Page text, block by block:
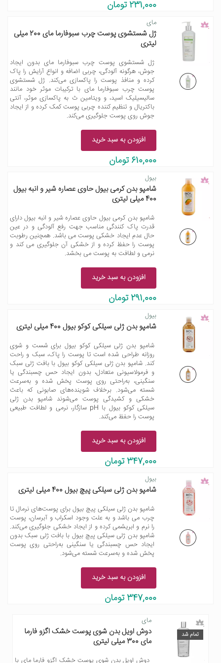
231,000 تومان
مای
ژل شستشوی پوست چرب سبوفارما مای 200 میلی
لیتری
ژل شستشوی پوست چرب سبوفارما مای بدون ایجاد
جوش، هرگونه آلودگی، چربی اضافه و انواع آرایش را پاک
کرده و منافذ پوست را پاکسازی می‌کند. ژل شستشوی
پوست چرب سبوفارما مای با ترکیبات موثر خود مانند
سالیسیلیک اسید، و ویتامین ث به پاکسازی موثر، آنتی
باکتریال و تنظیم کننده چربی پوست کمک کرده و از ایجاد
جوش روی پوست جلوگیری می‌کند.
افزودن به سبد خرید
610,000 تومان
بیول
شامپو بدن کرمی بیول حاوی عصاره شیر و انبه بیول
400 میلی لیتری
شامپو بدن کرمی بیول حاوی عصاره شیر و انبه بیول دارای
قدرت پاک کنندگی مناسب جهت رفع آلودگی و در عین
حال عدم ایجاد خشکی پوست می باشد. همچنین رطوبت
پوست را حفظ کرده و از خشکی آن جلوگیری می کند و
نرمی و لطافت به پوست می بخشد.
افزودن به سبد خرید
291,000 تومان
بیول
شامپو بدن ژلی سیلکی کوکو بیول 400 میلی لیتری
شامپو بدن ژلی سیلکی کوکو بیول برای شست و شوی
روزانه طراحی شده است تا پوست را پاک، سبک و راحت
کند. شامپو بدن ژلی سیلکی کوکو بیول با بافت ژلی سبک
و فرمولاسیونی متعادل، بدون ایجاد حس چسبندگی یا
سنگینی، به‌راحتی روی پوست پخش شده و به‌سرعت
شسته می‌شود. برخلاف شوینده‌های صابونی که باعث
خشکی و کشیدگی پوست می‌شوند شامپو بدن ژلی
سیلکی کوکو بیول با pH سازگار، نرمی و لطافت طبیعی
پوست را حفظ می‌کند.
افزودن به سبد خرید
347,000 تومان
بیول
شامپو بدن ژلی سیلکی پیچ بیول 400 میلی لیتری
شامپو بدن ژلی سیلکی پیچ بیول برای پوست‌های نرمال تا
چرب می باشد و به علت وجود اسکراب و آبرسان، پوست
را نرم و ابریشمی کرده و از ایجاد خشکی جلوگیری می‌کند.
شامپو بدن ژلی سیلکی پیچ بیول با بافت ژلی سبک بدون
ایجاد حس چسبندگی یا سنگینی به‌راحتی روی پوست
پخش شده و به‌سرعت شسته می‌شود.
افزودن به سبد خرید
347,000 تومان
تمام شد
مای
دوش اویل بدن شوی پوست خشک اگزو فارما
مای 300 میلی لیتری
دوش اویل بدن شوی پوست خشک اگزو فارما مای با